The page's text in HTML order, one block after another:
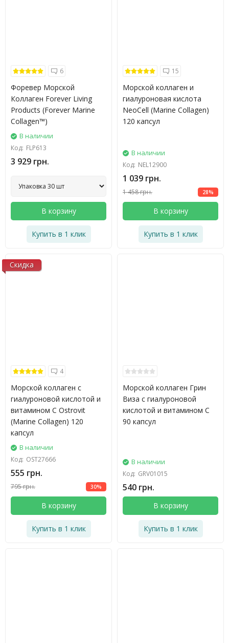
6
Форевер Морской
Коллаген Forever Living
Products (Forever Marine
Collagen™)
В наличии
Код: FLP613
3 929 грн.
В корзину
Купить в 1 клик
15
Морской коллаген и
гиалуроновая кислота
NeoCell (Marine Collagen)
120 капсул
В наличии
Код: NEL12900
1 039 грн.
1 458 грн. 28%
В корзину
Купить в 1 клик
Скидка
4
Морской коллаген с
гиалуроновой кислотой и
витамином C Ostrovit
(Marine Collagen) 120
капсул
В наличии
Код: OST27666
555 грн.
795 грн. 30%
В корзину
Купить в 1 клик
Морской коллаген Грин
Виза с гиалуроновой
кислотой и витамином С
90 капсул
В наличии
Код: GRV01015
540 грн.
В корзину
Купить в 1 клик